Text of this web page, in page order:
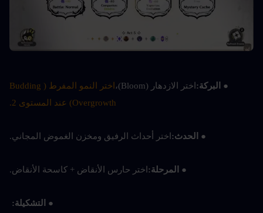
● البركة:اختر الازدهار (Bloom)،
اختر النمو المفرط (Budding
Overgrowth) عند المستوى 2.
● الحدث:اختر أحداث الرفيق ومخزن الغموض المجاني.
● المرحلة:اختر حارس الأنقاض + كاسحة الأنقاض.
● التشكيلة: